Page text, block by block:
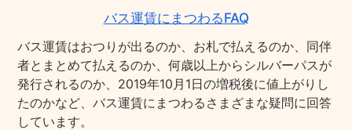
バス運賃にまつわるFAQ
バス運賃はおつりが出るのか、お札で払えるのか、同伴
者とまとめて払えるのか、何歳以上からシルバーパスが
発行されるのか、2019年10月1日の増税後に値上がりし
たのかなど、バス運賃にまつわるさまざまな疑問に回答
しています。